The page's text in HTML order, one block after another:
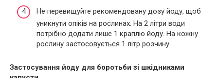
Не перевищуйте рекомендовану дозу йоду, щоб
уникнути опіків на рослинах. На 2 літри води
потрібно додати лише 1 краплю йоду. На кожну
рослину застосовується 1 літр розчину.
Застосування йоду для боротьби зі шкідниками